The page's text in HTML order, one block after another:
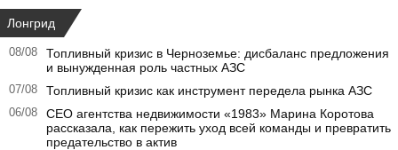
Лонгрид
08/08
Топливный кризис в Черноземье: дисбаланс предложения
и вынужденная роль частных АЗС
07/08 Топливный кризис как инструмент передела рынка АЗС
06/08
CEO агентства недвижимости «1983» Марина Коротова
рассказала, как пережить уход всей команды и превратить
предательство в актив